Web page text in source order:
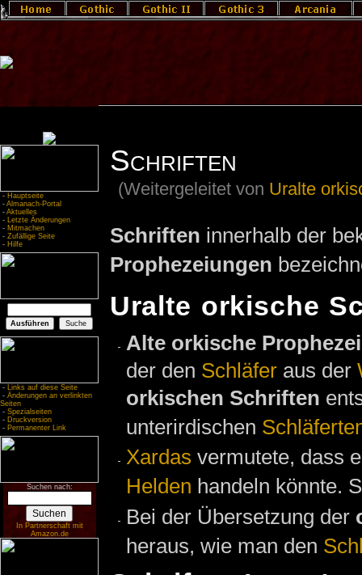
- Hauptseite
- Almanach-Portal
- Aktuelles
- Letzte Änderungen
- Mitmachen
- Zufällige Seite
- Hilfe
- Links auf diese Seite
- Änderungen an verlinkten
Seiten
- Spezialseiten
- Druckversion
- Permanenter Link
Suchen nach:
In Partnerschaft mit
Amazon.de
Schriften
(Weitergeleitet von Uralte
Schriften innerhalb der
Prophezeiungen
Uralte orkische
Alte orkische
der den Schläfer aus der
orkischen Schriften
unterirdischen
Xardas vermutete, dass
Helden handeln könnte.
Bei der Übersetzung der
heraus, wie man den